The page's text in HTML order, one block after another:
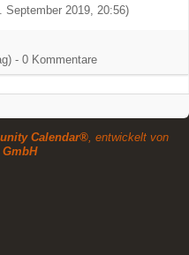
September 2019, 20:56)
- 0 Kommentare
Calendar®, entwickelt von